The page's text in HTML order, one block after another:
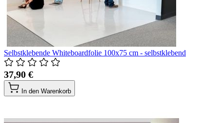
Selbstklebende Whiteboardfolie 100x75 cm - selbstklebend
37,90 €
In den Warenkorb